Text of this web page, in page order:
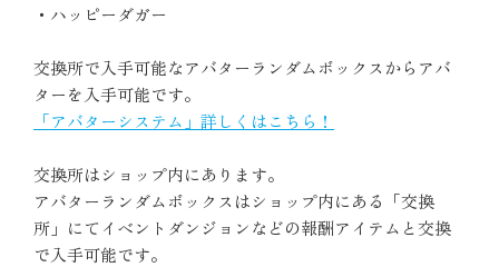
・ハッピーダガー
交換所で入手可能なアバターランダムボックスからアバ
ターを入手可能です。
「アバターシステム」詳しくはこちら！
交換所はショップ内にあります。
アバターランダムボックスはショップ内にある「交換
所」にてイベントダンジョンなどの報酬アイテムと交換
で入手可能です。